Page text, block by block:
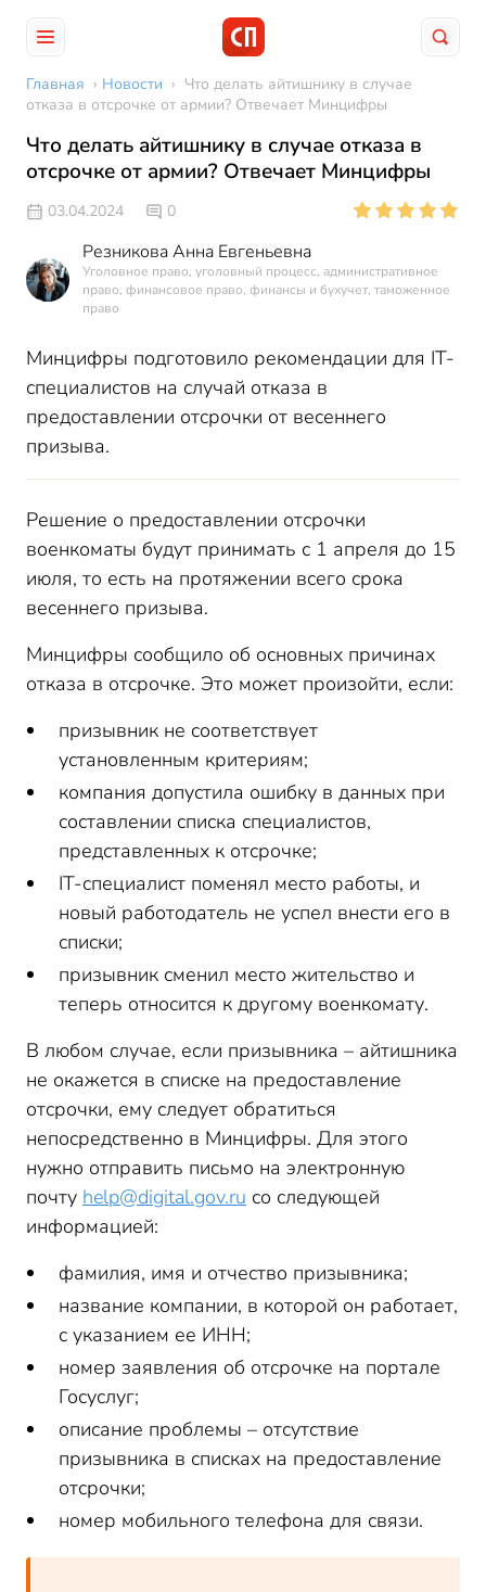
Главная › Новости › Что делать айтишнику в случае
отказа в отсрочке от армии? Отвечает Минцифры
Что делать айтишнику в случае отказа в
отсрочке от армии? Отвечает Минцифры
03.04.2024 0
Резникова Анна Евгеньевна
Уголовное право, уголовный процесс, административное
право, финансовое право, финансы и бухучет, таможенное
право
Минцифры подготовило рекомендации для IT-
специалистов на случай отказа в
предоставлении отсрочки от весеннего
призыва.
Решение о предоставлении отсрочки
военкоматы будут принимать с 1 апреля до 15
июля, то есть на протяжении всего срока
весеннего призыва.
Минцифры сообщило об основных причинах
отказа в отсрочке. Это может произойти, если:
призывник не соответствует
установленным критериям;
компания допустила ошибку в данных при
составлении списка специалистов,
представленных к отсрочке;
IT-специалист поменял место работы, и
новый работодатель не успел внести его в
списки;
призывник сменил место жительство и
теперь относится к другому военкомату.
В любом случае, если призывника – айтишника
не окажется в списке на предоставление
отсрочки, ему следует обратиться
непосредственно в Минцифры. Для этого
нужно отправить письмо на электронную
почту help@digital.gov.ru со следующей
информацией:
фамилия, имя и отчество призывника;
название компании, в которой он работает,
с указанием ее ИНН;
номер заявления об отсрочке на портале
Госуслуг;
описание проблемы – отсутствие
призывника в списках на предоставление
отсрочки;
номер мобильного телефона для связи.